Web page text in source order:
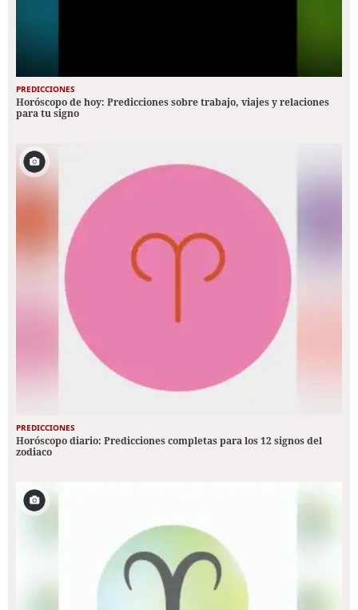
PREDICCIONES
Horóscopo de hoy: Predicciones sobre trabajo, viajes y relaciones
para tu signo
PREDICCIONES
Horóscopo diario: Predicciones completas para los 12 signos del
zodiaco